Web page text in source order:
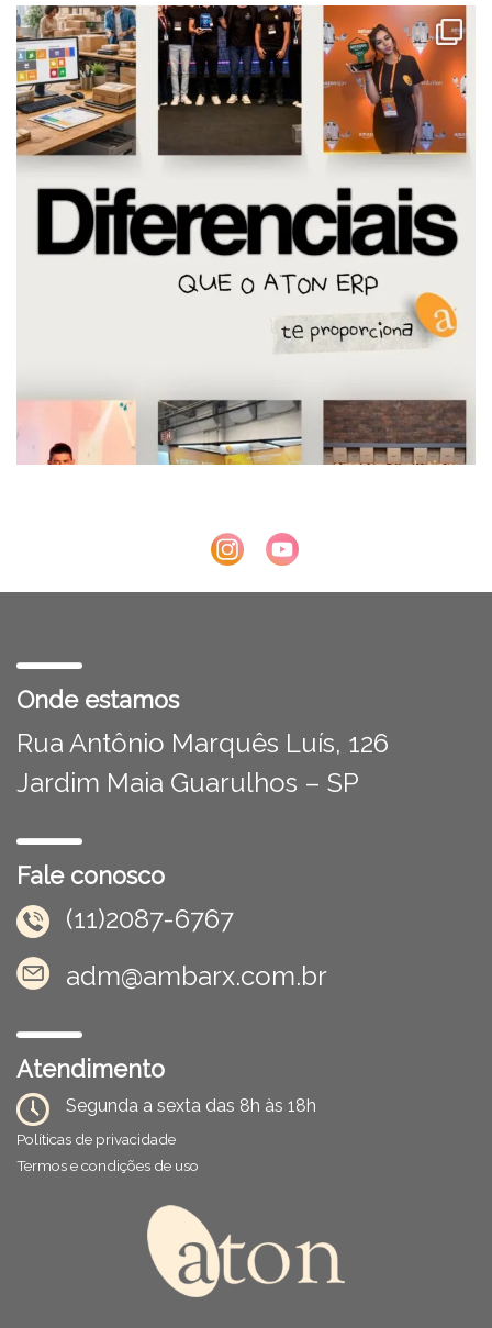
Onde estamos
Rua Antônio Marquês Luís, 126
Jardim Maia Guarulhos – SP
Fale conosco
(11)2087-6767
adm@ambarx.com.br
Atendimento
Segunda a sexta das 8h às 18h
Políticas de privacidade
Termos e condições de uso